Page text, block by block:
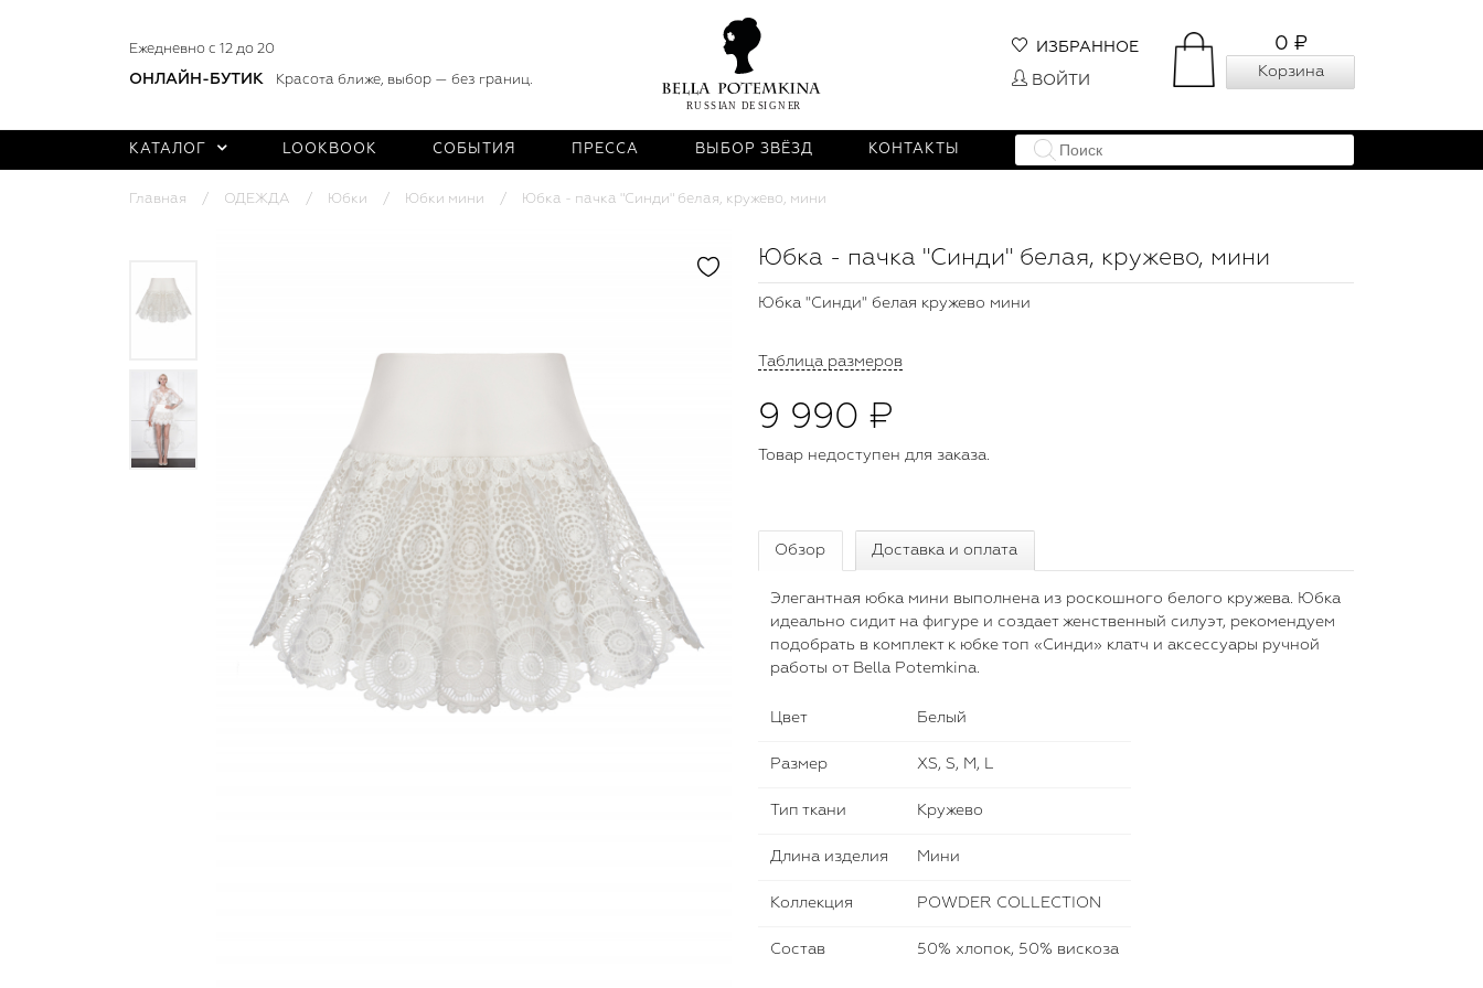
Ежедневно с 12 до 20
ОНЛАЙН-БУТИК Красота ближе, выбор — без границ.
0 ₽
Корзина
ИЗБРАННОЕ
ВОЙТИ
КАТАЛОГ LOOKBOOK СОБЫТИЯ ПРЕССА ВЫБОР ЗВЁЗД КОНТАКТЫ
Главная ОДЕЖДА Юбки Юбки мини Юбка - пачка "Синди" белая, кружево, мини
Юбка - пачка "Синди" белая, кружево, мини
Юбка "Синди" белая кружево мини
Таблица размеров
9 990 ₽
Товар недоступен для заказа.
Обзор Доставка и оплата
Элегантная юбка мини выполнена из роскошного белого кружева. Юбка
идеально сидит на фигуре и создает женственный силуэт, рекомендуем
подобрать в комплект к юбке топ «Синди» клатч и аксессуары ручной
работы от Bella Potemkina.
Цвет Белый
Размер XS, S, M, L
Тип ткани Кружево
Длина изделия Мини
Коллекция POWDER COLLECTION
Состав 50% хлопок, 50% вискоза